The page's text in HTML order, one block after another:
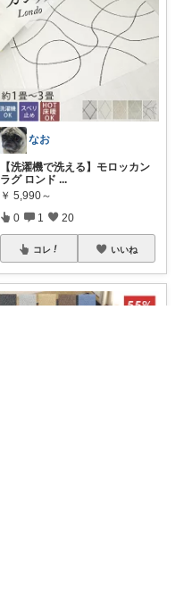
なお
【洗濯機で洗える】モロッカン
ラグ ロンド ...
￥ 5,990～
0 1 20
コレ いいね